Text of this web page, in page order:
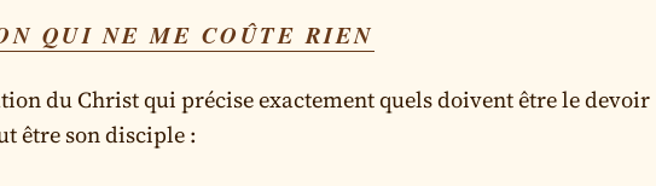
QUI NE ME COÛTE RIEN
du Christ qui précise exactement quels doivent être le devoir
être son disciple :